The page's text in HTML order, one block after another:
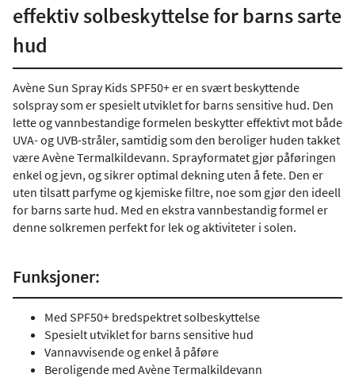
effektiv solbeskyttelse for barns sarte
hud
Avène Sun Spray Kids SPF50+ er en svært beskyttende
solspray som er spesielt utviklet for barns sensitive hud. Den
lette og vannbestandige formelen beskytter effektivt mot både
UVA- og UVB-stråler, samtidig som den beroliger huden takket
være Avène Termalkildevann. Sprayformatet gjør påføringen
enkel og jevn, og sikrer optimal dekning uten å fete. Den er
uten tilsatt parfyme og kjemiske filtre, noe som gjør den ideell
for barns sarte hud. Med en ekstra vannbestandig formel er
denne solkremen perfekt for lek og aktiviteter i solen.
Funksjoner:
Med SPF50+ bredspektret solbeskyttelse
Spesielt utviklet for barns sensitive hud
Vannavvisende og enkel å påføre
Beroligende med Avène Termalkildevann